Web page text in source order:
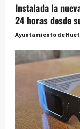
Instalada la
24 horas desde
Ayuntamiento de